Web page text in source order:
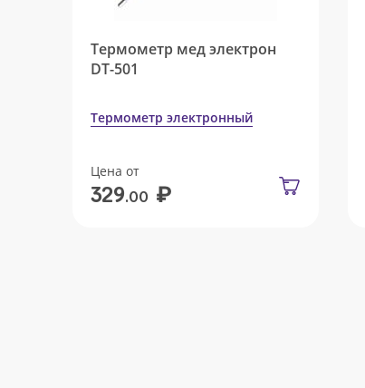
Термометр мед электрон
DT-501
Термометр электронный
Цена от
329.00 ₽